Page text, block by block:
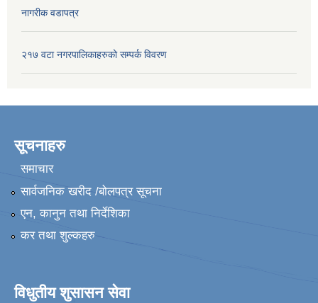
नागरीक वडापत्र
२१७ वटा नगरपालिकाहरुको सम्पर्क विवरण
सूचनाहरु
समाचार
सार्वजनिक खरीद /बोलपत्र सूचना
एन, कानुन तथा निर्देशिका
कर तथा शुल्कहरु
विधुतीय शुसासन सेवा